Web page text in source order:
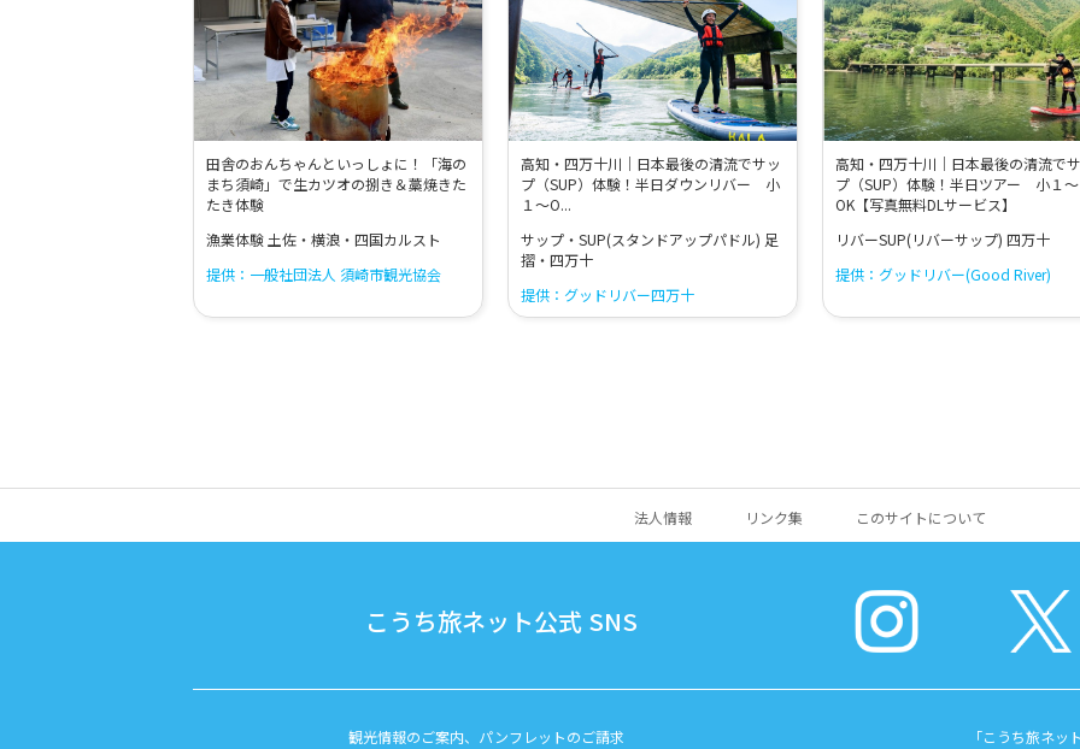
田舎のおんちゃんといっしょに！「海の
まち須崎」で生カツオの捌き＆藁焼きた
たき体験
漁業体験 土佐・横浪・四国カルスト
提供：一般社団法人 須崎市観光協会
高知・四万十川｜日本最後の清流でサッ
プ（SUP）体験！半日ダウンリバー 小
１～O...
サップ・SUP(スタンドアップパドル) 足
摺・四万十
提供：グッドリバー四万十
高知・四万十川｜日本最後の清流で
プ（SUP）体験！半日ツアー 小１～
OK【写真無料DLサービス】
リバーSUP(リバーサップ) 四万十
提供：グッドリバー(Good River)
法人情報 リンク集 このサイトについて
こうち旅ネット公式 SNS
観光情報のご案内、パンフレットのご請求 「こうち旅ネ